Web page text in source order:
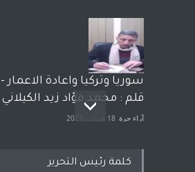
سوريا وتركيا واعادة الاعمار -
قلم : محمد فؤاد زيد الكيلاني
آراء حرة 18 فبراير، 2023
كلمة رئيس التحرير